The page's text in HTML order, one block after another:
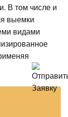
В том числе и
выемки
видами